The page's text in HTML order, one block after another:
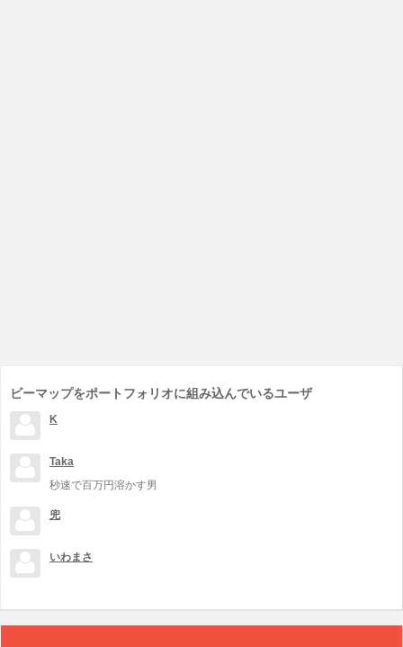
ビーマップをポートフォリオに組み込んでいるユーザ
K
Taka
秒速で百万円溶かす男
兜
いわまさ